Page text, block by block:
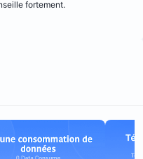
fortement.